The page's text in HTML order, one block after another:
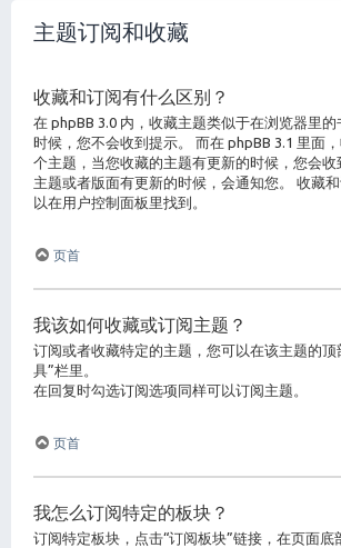
主题订阅和收藏
收藏和订阅有什么区别？
在 phpBB 3.0 内，收藏主题类似于在浏览器里
时候，您不会收到提示。 而在 phpBB 3.1 里面
个主题，当您收藏的主题有更新的时候，您会收
主题或者版面有更新的时候，会通知您。 收藏
以在用户控制面板里找到。
页首
我该如何收藏或订阅主题？
订阅或者收藏特定的主题，您可以在该主题的顶
具”栏里。
在回复时勾选订阅选项同样可以订阅主题。
页首
我怎么订阅特定的板块？
订阅特定板块，点击“订阅板块”链接，在页面底